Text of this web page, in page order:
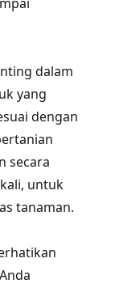
dalam
yang
dengan
secara
untuk
tanaman.